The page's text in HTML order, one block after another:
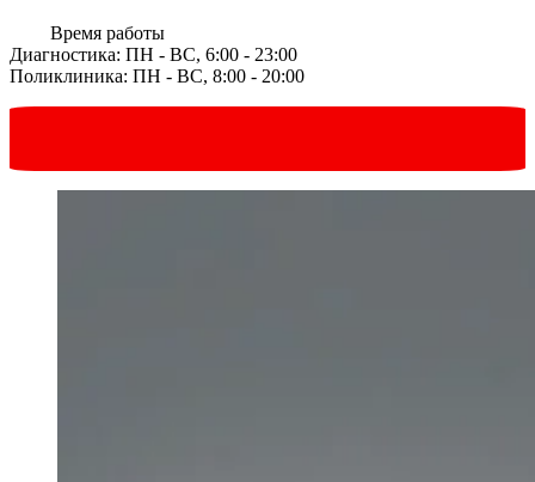
Время работы
Диагностика: ПН - ВС, 6:00 - 23:00
Поликлиника: ПН - ВС, 8:00 - 20:00
Запись онлайн